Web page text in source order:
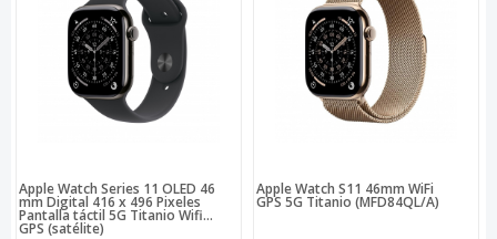
Apple Watch Series 11 OLED 46
mm Digital 416 x 496 Pixeles
Pantalla táctil 5G Titanio Wifi
GPS (satélite)
Apple Watch S11 46mm WiFi
GPS 5G Titanio (MFD84QL/A)